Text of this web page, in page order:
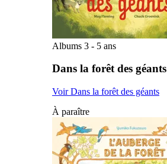
Albums 3 - 5 ans
Dans la forêt des géants
Voir Dans la forêt des géants
À paraître